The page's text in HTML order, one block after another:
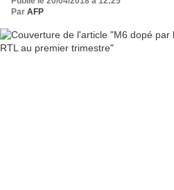
Par AFP